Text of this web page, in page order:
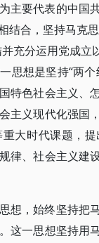
主要代表的中国
结合，坚持马克
充分运用党成
思想是坚持“两
特色社会主义、
主义现代化强国
大时代课题，
律、社会主义建
想，始终坚持把
这一思想坚持用